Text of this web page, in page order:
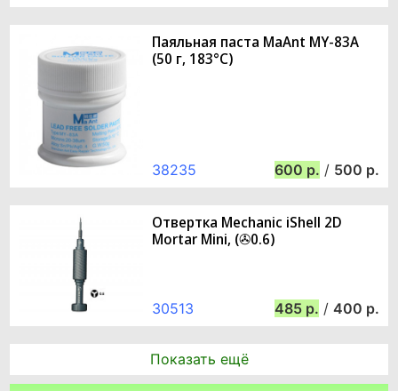
Паяльная паста MaAnt MY-83A
(50 г, 183°C)
38235 600 / 500
Отвертка Mechanic iShell 2D
Mortar Mini, (✇0.6)
30513 485 / 400
Показать ещё